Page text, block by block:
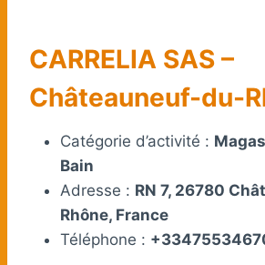
CARRELIA SAS –
Châteauneuf-du-
Catégorie d’activité :
Bain
Adresse : RN 7, 26780
Rhône, France
Téléphone :